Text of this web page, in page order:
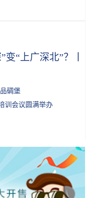
“上广深北”？丨
碉堡
训会议圆满举办